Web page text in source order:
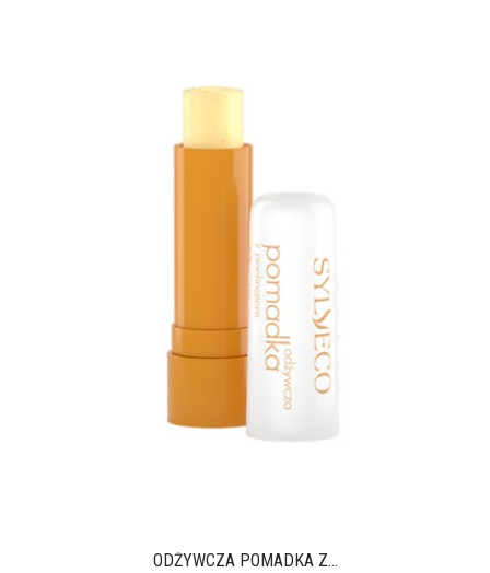
ODŻYWCZA POMADKA Z...